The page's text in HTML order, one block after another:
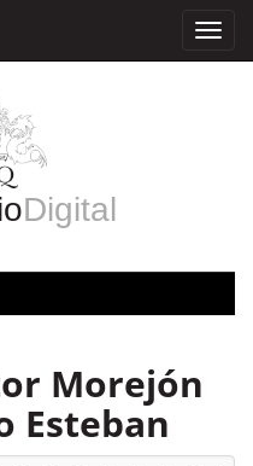
Digital
Morejón
Esteban